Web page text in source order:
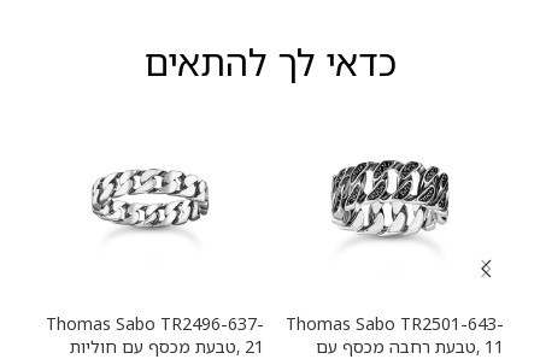
כדאי לך להתאים
Thomas Sabo TR2501-643-
11 ,טבעת רחבה מכסף עם
Thomas Sabo TR2496-637-
21 ,טבעת מכסף עם חוליות